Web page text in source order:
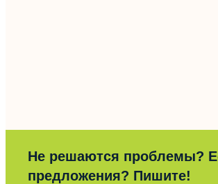
Не решаются проблемы?
предложения? Пишите!